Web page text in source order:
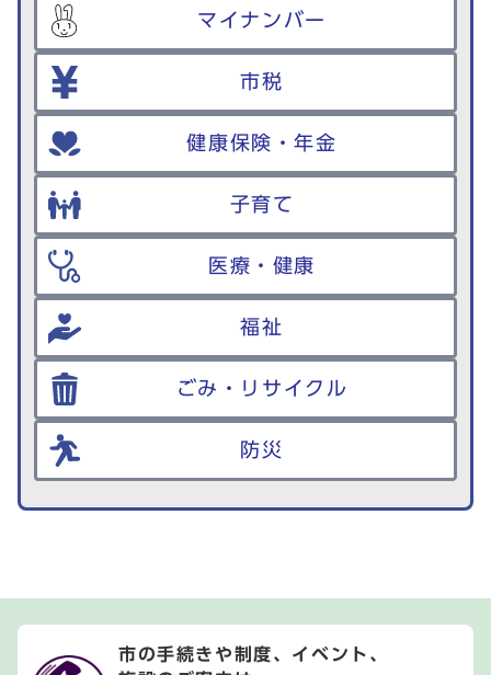
マイナンバー
市税
健康保険・年金
子育て
医療・健康
福祉
ごみ・リサイクル
防災
市の手続きや制度、イベント、